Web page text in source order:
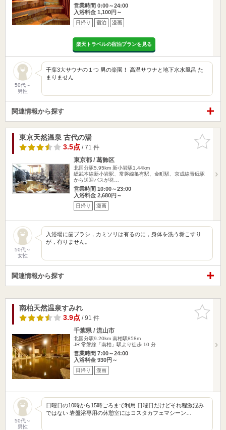
営業時間 0:00～24:00
入浴料金 1,100円～
日帰り 宿泊 漫画
楽天トラベルの宿泊プランを見る
50代～
男性
千葉3大サウナの１つ 男の楽園！ 高温サウナと地下水水風呂 た
まりません
関連情報から探す
お気に入
りに追加
東京天然温泉 古代の湯
3.5点/ 71 件
東京都 / 葛飾区
北国分駅5.95km 新小岩駅1.44km
総武本線新小岩駅、常磐線亀有駅、金町駅、京成線青砥駅
から送迎バスが発…
営業時間 10:00～23:00
入浴料金 2,680円～
日帰り 漫画
50代～
女性
入浴場に歯ブラシ，カミソリは有るのに，身体を洗う垢こすり
が，有りません。
関連情報から探す
お気に入
りに追加
南柏天然温泉すみれ
3.9点/ 91 件
千葉県 / 流山市
北国分駅9.20km 南柏駅858m
JR 常磐線「南柏」駅より徒歩 10 分
営業時間 7:00～24:00
入浴料金 930円～
日帰り 漫画
50代～
男性
日曜日の10時から15時ごろまで利用 日曜日だけどそれ程激混み
ではない 岩盤浴専用の休憩室にはコスタカフェマシーン…